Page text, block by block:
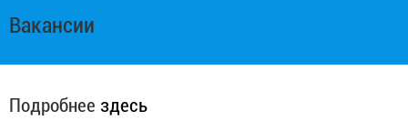
Вакансии
Подробнее здесь